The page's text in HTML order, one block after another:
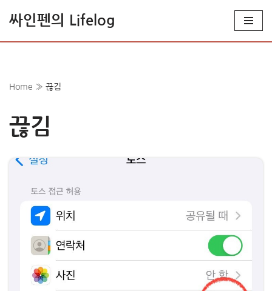
로
너
뛰
싸인펜의 Lifelog
Home » 끊김
끊김